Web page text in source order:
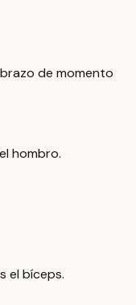
de momento
hombro.
el bíceps.